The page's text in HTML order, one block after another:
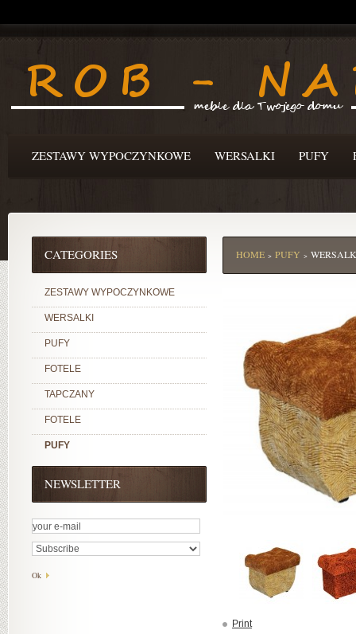
ZESTAWY WYPOCZYNKOWE WERSALKI PUFY
CATEGORIES
ZESTAWY WYPOCZYNKOWE
WERSALKI
PUFY
FOTELE
TAPCZANY
FOTELE
PUFY
NEWSLETTER
HOME > PUFY >
Print